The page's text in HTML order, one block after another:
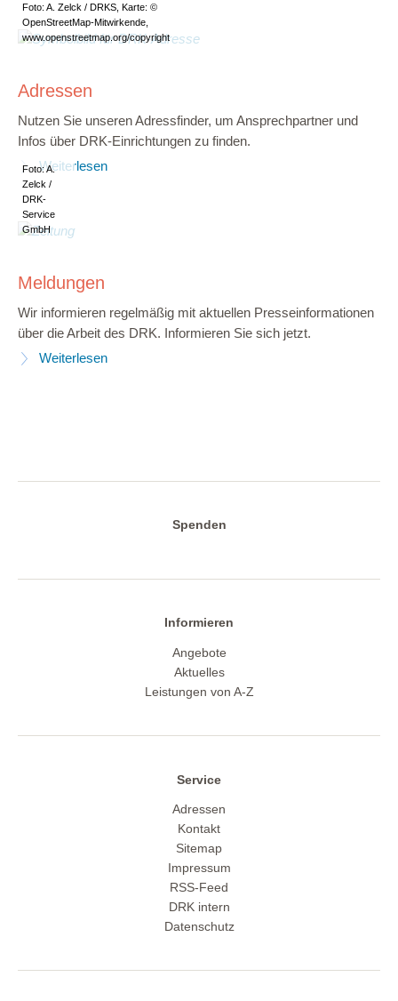
Foto: A. Zelck / DRKS, Karte: ©
OpenStreetMap-Mitwirkende,
www.openstreetmap.org/copyright
Adressen
Nutzen Sie unseren Adressfinder, um Ansprechpartner und
Infos über DRK-Einrichtungen zu finden.
Weiterlesen
Foto: A.
Zelck /
DRK-
Service
GmbH
Meldungen
Wir informieren regelmäßig mit aktuellen Presseinformationen
über die Arbeit des DRK. Informieren Sie sich jetzt.
Weiterlesen
Spenden
Informieren
Angebote
Aktuelles
Leistungen von A-Z
Service
Adressen
Kontakt
Sitemap
Impressum
RSS-Feed
DRK intern
Datenschutz